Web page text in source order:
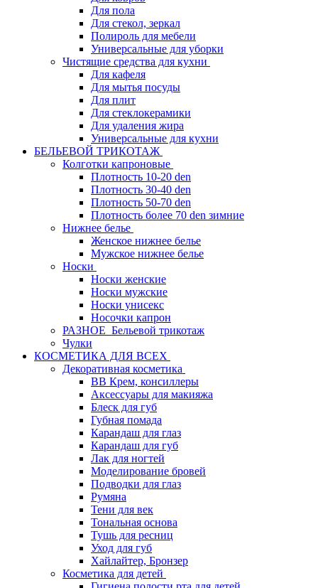
Для пола
Для стекол, зеркал
Полироль для мебели
Универсальные для уборки
Чистящие средства для кухни
Для кафеля
Для мытья посуды
Для плит
Для стеклокерамики
Для удаления жира
Универсальные для кухни
БЕЛЬЕВОЙ ТРИКОТАЖ
Колготки капроновые
Плотность 10-20 den
Плотность 30-40 den
Плотность 50-70 den
Плотность более 70 den зимние
Нижнее белье
Женское нижнее белье
Мужское нижнее белье
Носки
Носки женские
Носки мужские
Носки унисекс
Носочки капрон
РАЗНОЕ_Бельевой трикотаж
Чулки
КОСМЕТИКА ДЛЯ ВСЕХ
Декоративная косметика
BB Крем, консиллеры
Аксессуары для макияжа
Блеск для губ
Губная помада
Карандаш для глаз
Карандаш для губ
Лак для ногтей
Моделирование бровей
Подводки для глаз
Румяна
Тени для век
Тональная основа
Тушь для ресниц
Уход для губ
Хайлайтер, Бронзер
Косметика для детей